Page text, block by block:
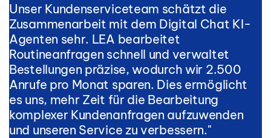
Unser Kundenserviceteam schätzt die
Zusammenarbeit mit dem Digital Chat KI-
Agenten sehr. LEA bearbeitet
Routineanfragen schnell und verwaltet
Bestellungen präzise, wodurch wir 2.500
Anrufe pro Monat sparen. Dies ermöglicht
es uns, mehr Zeit für die Bearbeitung
komplexer Kundenanfragen aufzuwenden
und unseren Service zu verbessern."